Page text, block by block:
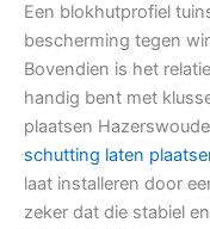
Een blokhutprofiel
bescherming tegen
Bovendien is het
handig bent met
plaatsen
schutting laten
laat installeren door
zeker dat die stabiel